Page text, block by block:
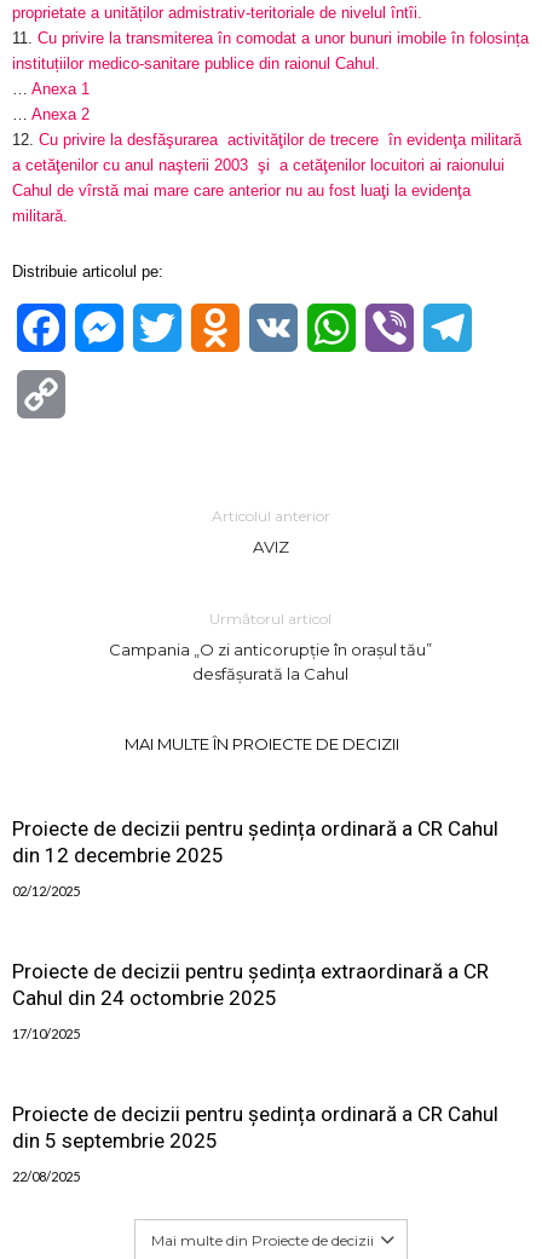
proprietate a unităților admistrativ-teritoriale de nivelul întîi.
11. Cu privire la transmiterea în comodat a unor bunuri imobile în folosința
instituțiilor medico-sanitare publice din raionul Cahul.
… Anexa 1
… Anexa 2
12. Cu privire la desfăşurarea activităţilor de trecere în evidenţa militară
a cetăţenilor cu anul naşterii 2003 şi a cetăţenilor locuitori ai raionului
Cahul de vîrstă mai mare care anterior nu au fost luaţi la evidenţa
militară.
Distribuie articolul pe:
FacebookMessenger
Twitter Odnoklassniki
VK WhatsApp
Viber
Articolul anterior
AVIZ
Următorul articol
Campania „O zi anticorupție în orașul tău”
desfășurată la Cahul
MAI MULTE ÎN PROIECTE DE DECIZII
Proiecte de decizii pentru ședința ordinară a CR Cahul
din 12 decembrie 2025
02/12/2025
Proiecte de decizii pentru ședința extraordinară a CR
Cahul din 24 octombrie 2025
17/10/2025
Proiecte de decizii pentru ședința ordinară a CR Cahul
din 5 septembrie 2025
22/08/2025
Mai multe din Proiecte de decizii